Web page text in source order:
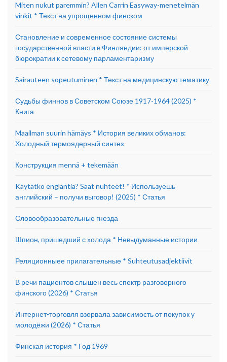
Miten nukut paremmin? Allen Carrin Easyway-menetelmän
vinkit * Текст на упрощенном финском
Становление и современное состояние системы
государственной власти в Финляндии: от имперской
бюрократии к сетевому парламентаризму
Sairauteen sopeutuminen * Текст на медицинскую тематику
Судьбы финнов в Советском Союзе 1917-1964 (2025) *
Книга
Maailman suurin hämäys * История великих обманов:
Холодный термоядерный синтез
Конструкция mennä + tekemään
Käytätkö englantia? Saat nuhteet! * Используешь
английский – получи выговор! (2025) * Статья
Словообразовательные гнезда
Шпион, пришедший с холода * Невыдуманные истории
Реляционныее прилагательные * Suhteutusadjektiivit
В речи пациентов слышен весь спектр разговорного
финского (2026) * Статья
Интернет-торговля взорвала зависимость от покупок у
молодёжи (2026) * Статья
Финская история * Год 1969